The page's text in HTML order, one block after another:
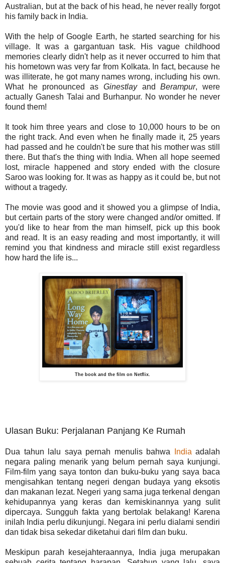
Australian, but at the back of his head, he never really forgot
his family back in India.
With the help of Google Earth, he started searching for his
village. It was a gargantuan task. His vague childhood
memories clearly didn't help as it never occurred to him that
his hometown was very far from Kolkata. In fact, because he
was illiterate, he got many names wrong, including his own.
What he pronounced as GinestlayandBerampur, were
actually Ganesh Talai and Burhanpur. No wonder he never
found them!
It took him three years and close to 10,000 hours to be on
the right track. And even when he finally made it, 25 years
had passed and he couldn't be sure that his mother was still
there. But that's the thing with India. When all hope seemed
lost, miracle happened and story ended with the closure
Saroo was looking for. It was as happy as it could be, but not
without a tragedy.
The movie was good and it showed you a glimpse of India,
but certain parts of the story were changed and/or omitted. If
you'd like to hear from the man himself, pick up this book
and read. It is an easy reading and most importantly, it will
remind you that kindness and miracle still exist regardless
how hard the life is...
The book and the film on Netflix.
Ulasan Buku: Perjalanan Panjang Ke Rumah
Dua tahun lalu saya pernah menulis bahwa India adalah
negara paling menarik yang belum pernah saya kunjungi.
Film-film yang saya tonton dan buku-buku yang saya baca
mengisahkan tentang negeri dengan budaya yang eksotis
dan makanan lezat. Negeri yang sama juga terkenal dengan
kehidupannya yang keras dan kemiskinannya yang sulit
dipercaya. Sungguh fakta yang bertolak belakang! Karena
inilah India perlu dikunjungi. Negara ini perlu dialami sendiri
dan tidak bisa sekedar diketahui dari film dan buku.
Meskipun parah kesejahteraannya, India juga merupakan